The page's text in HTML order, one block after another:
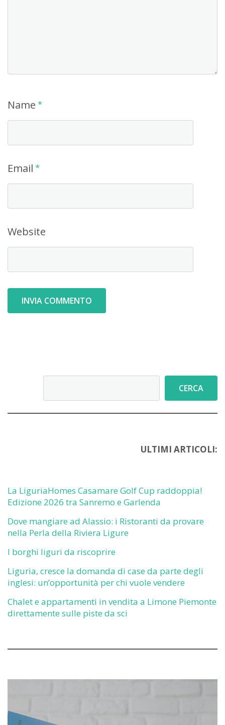
Name *
Email *
Website
CERCA
ULTIMI ARTICOLI:
La LiguriaHomes Casamare Golf Cup raddoppia!
Edizione 2026 tra Sanremo e Garlenda
Dove mangiare ad Alassio: i Ristoranti da provare
nella Perla della Riviera Ligure
I borghi liguri da riscoprire
Liguria, cresce la domanda di case da parte degli
inglesi: un’opportunità per chi vuole vendere
Chalet e appartamenti in vendita a Limone Piemonte
direttamente sulle piste da sci